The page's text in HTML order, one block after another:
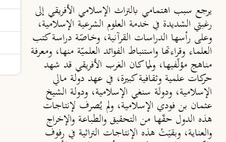
يرجع سبب اهتمامي بالتراث الإسلامي الأفريقي إلى
رغبتي الشديدة في خدمة العلوم الشرعية الإسلامية،
وعلى رأسها الدراسات القرآنية، وخاصّة دراسة كتب
العلماء وقراءتها واستنباط الفوائد العلميّة منها، ومعرفة
مناهج مؤلّفيها، ولمّا كان الغرب الأفريقي قد شهد
حركات علمية وثقافية كبيرة، في عهد دولة مالي
الإسلامية، ودولة سنغي الإسلامية، ودولة الشيخ
عثمان بن فودي الإسلامية، ولم يُصرف لإنتاجات
هذه الدول حقّها من التحقيق والطباعة والإخراج
والعناية، وبقيَتْ هذه الإنتاجات التراثية في رفوف